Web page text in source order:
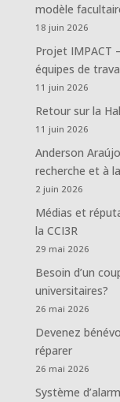
modèle
18 juin 2026
Projet IMPACT
équipes de
11 juin 2026
Retour sur la
11 juin 2026
Anderson
recherche et à
2 juin 2026
Médias et
la CCI3R
29 mai 2026
Besoin d’un
universitaires?
26 mai 2026
Devenez
réparer
26 mai 2026
Système